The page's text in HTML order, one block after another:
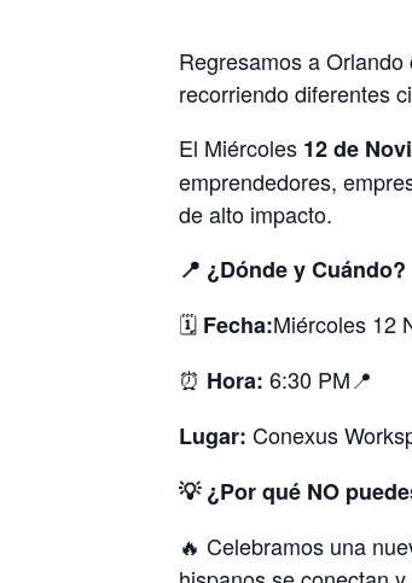
Regresamos a
recorriendo diferentes
El Miércoles 12de
emprendedores,
de alto impacto.
📍 ¿Dónde y Cuándo?
🗓 Fecha:Miércoles 12
⏰ Hora: 6:30 PM📍
Lugar: Conexus
💡 ¿Por qué NO
🔥 Celebramos una